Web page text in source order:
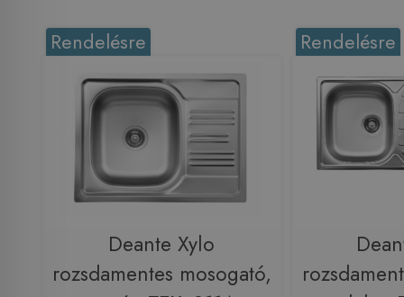
Rendelésre
Deante Xylo
rozsdamentes mosogató,
Rendelésre